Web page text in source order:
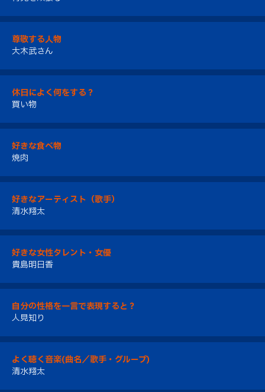
尊敬する人物
大木武さん
休日によく何をする？
買い物
好きな食べ物
焼肉
好きなアーティスト（歌手）
清水翔太
好きな女性タレント・女優
貴島明日香
自分の性格を一言で表現すると？
人見知り
よく聴く音楽(曲名／歌手・グループ)
清水翔太